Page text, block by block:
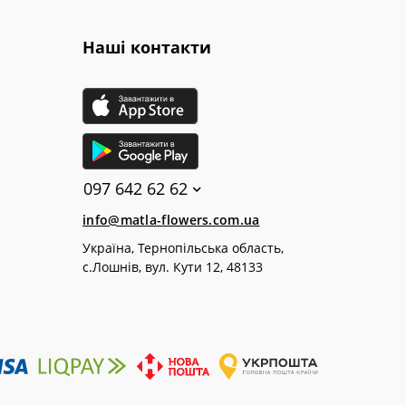
Наші контакти
097 642 62 62
info@matla-flowers.com.ua
Україна, Тернопільська область,
с.Лошнів, вул. Кути 12, 48133